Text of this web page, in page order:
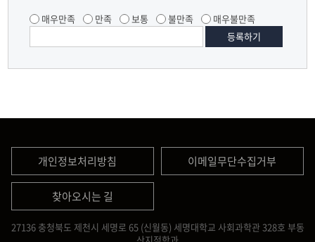
매우만족 만족 보통 불만족 매우불만족
개인정보처리방침 이메일무단수집거부
찾아오시는 길
27136 충청북도 제천시 세명로 65 (신월동) 세명대학교 사회과학관 328호 부동